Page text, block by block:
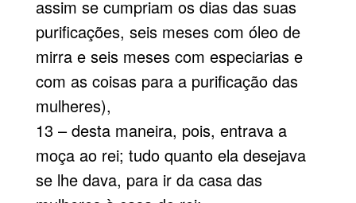
assim se cumpriam os dias das suas
purificações, seis meses com óleo de
mirra e seis meses com especiarias e
com as coisas para a purificação das
mulheres),
13 – desta maneira, pois, entrava a
moça ao rei; tudo quanto ela desejava
se lhe dava, para ir da casa das